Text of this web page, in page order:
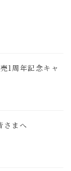
1周年記念キャ
さまへ